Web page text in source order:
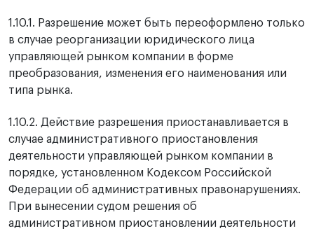
1.10.1. Разрешение может быть переоформлено только
в случае реорганизации юридического лица
управляющей рынком компании в форме
преобразования, изменения его наименования или
типа рынка.
1.10.2. Действие разрешения приостанавливается в
случае административного приостановления
деятельности управляющей рынком компании в
порядке, установленном Кодексом Российской
Федерации об административных правонарушениях.
При вынесении судом решения об
административном приостановлении деятельности